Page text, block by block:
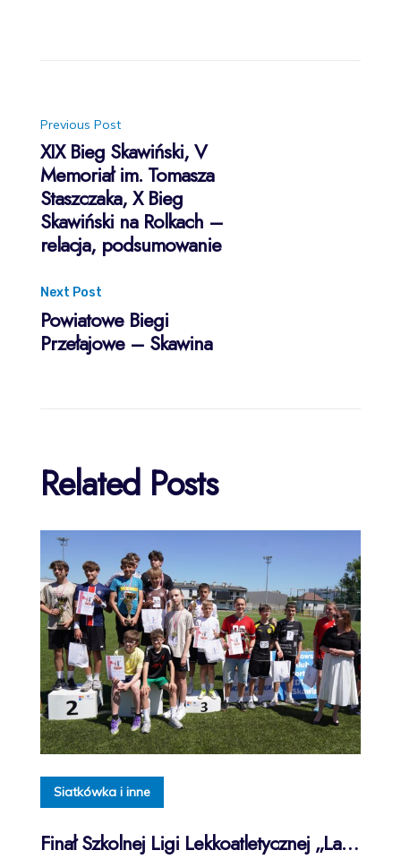
Post
navigation
Previous Post
XIX Bieg Skawiński, V
Memoriał im. Tomasza
Staszczaka, X Bieg
Skawiński na Rolkach –
relacja, podsumowanie
Next Post
Powiatowe Biegi
Przełajowe – Skawina
Related Posts
Siatkówka i inne
Finał Szkolnej Ligi Lekkoatletycznej „Lajkonik Cup 2026” w Skawinie